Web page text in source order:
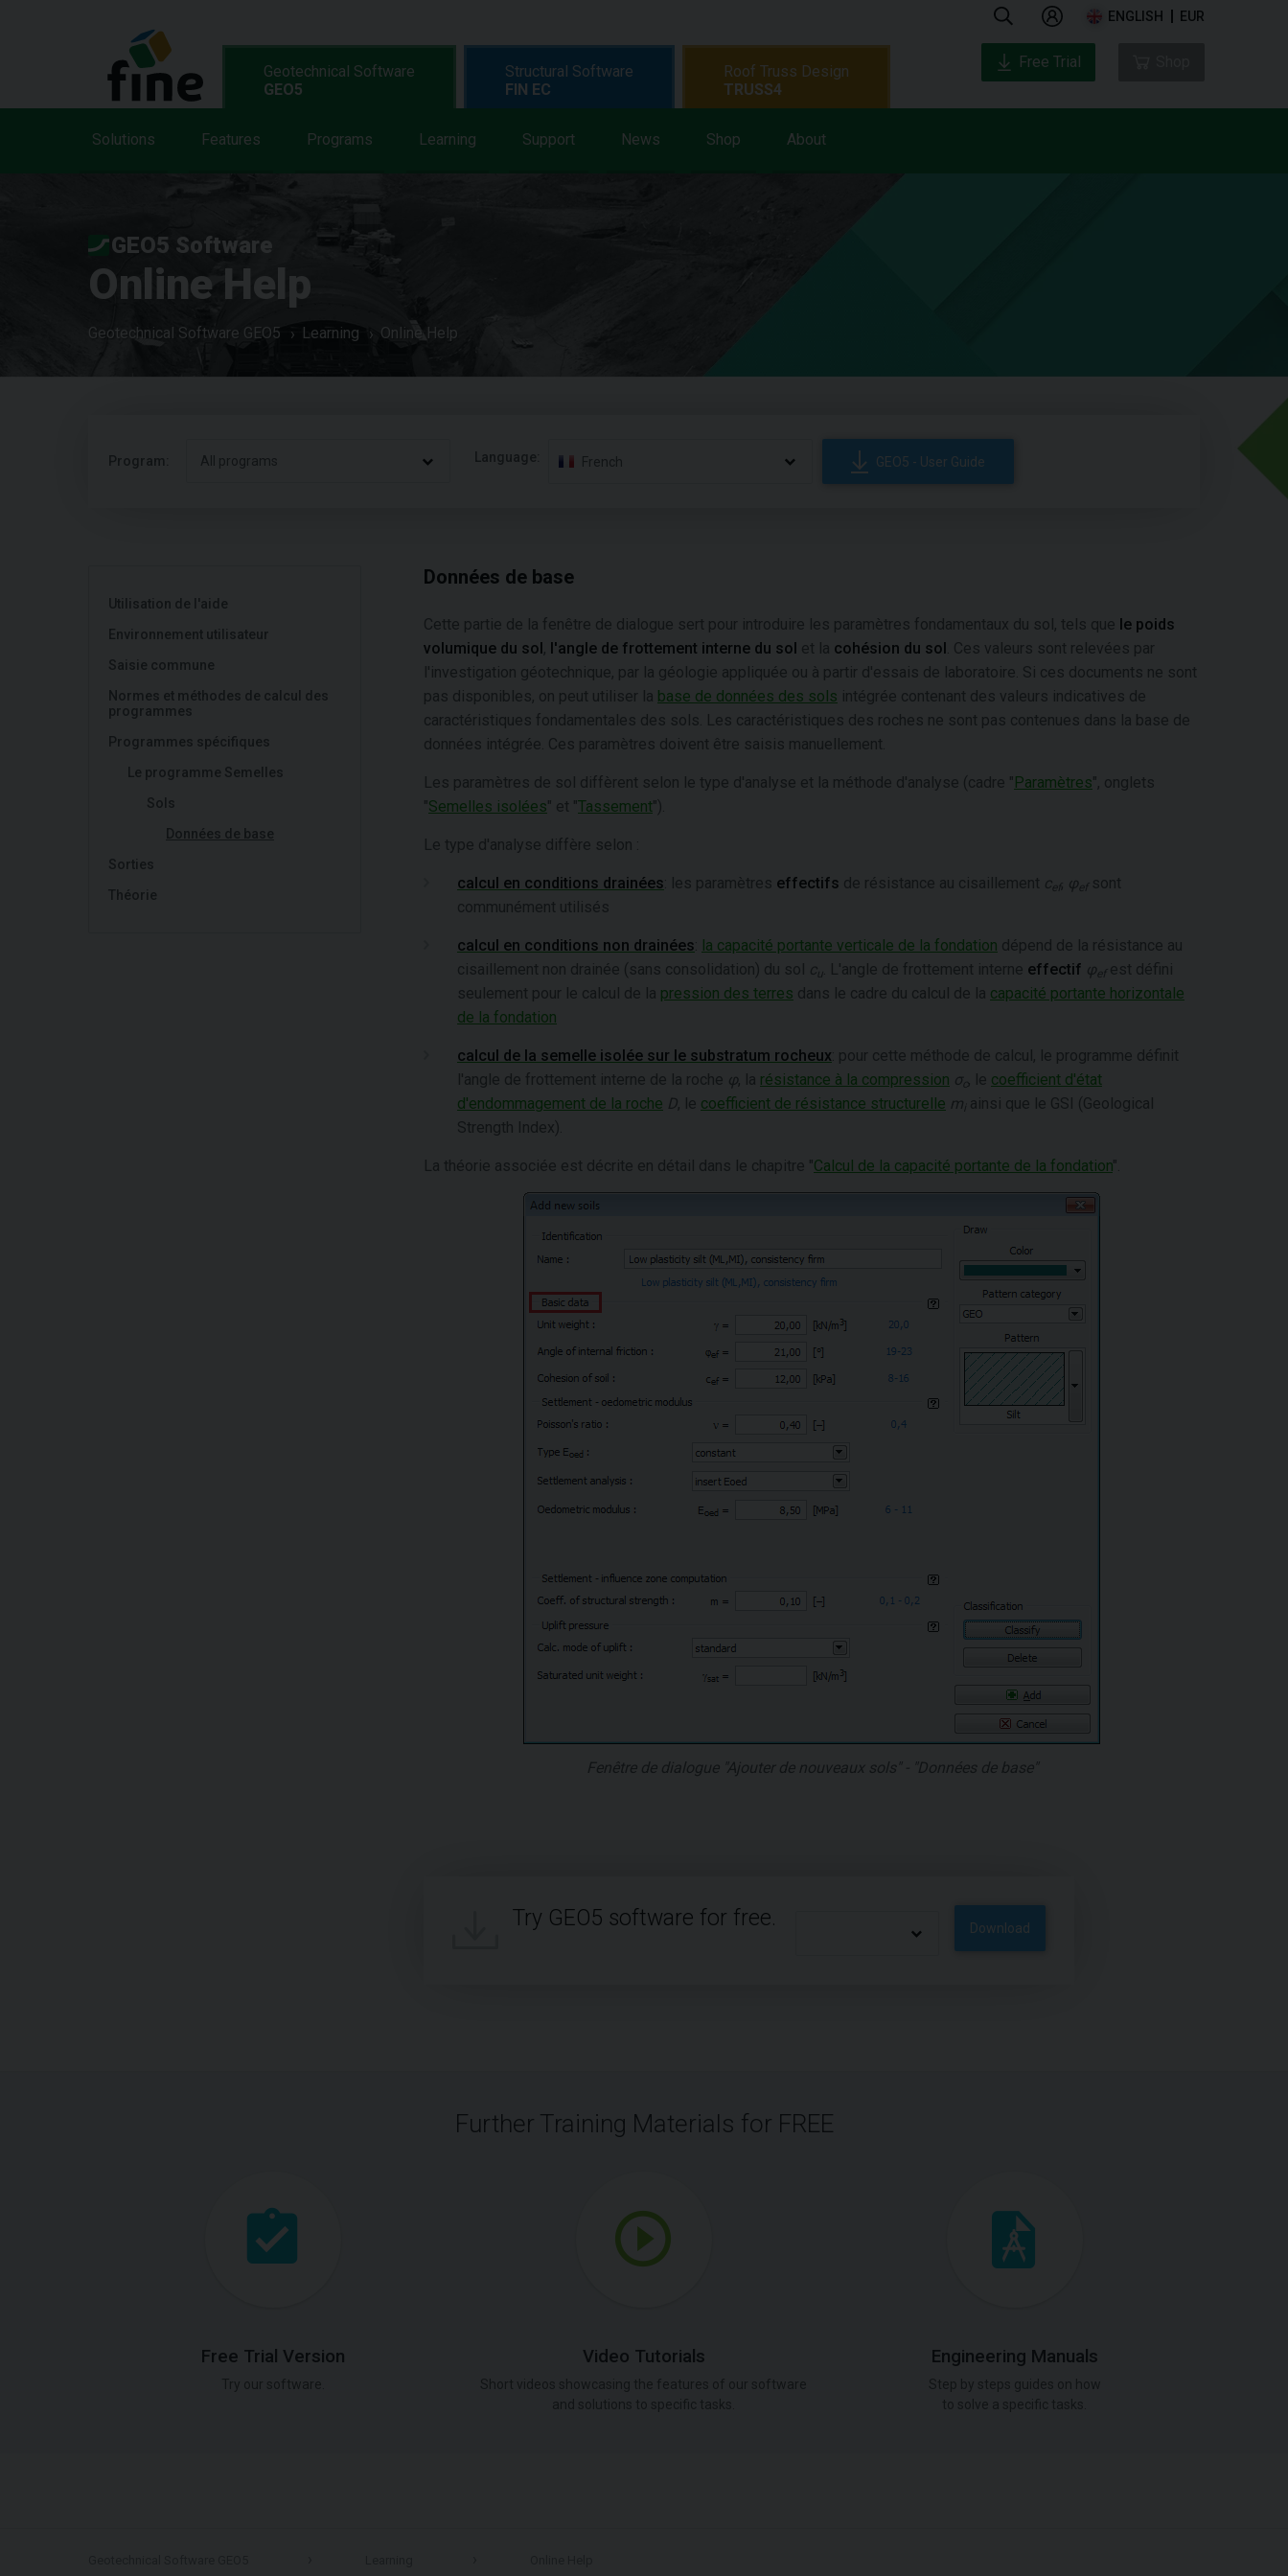
ENGLISH EUR
Geotechnical Software
GEO5
Solutions Features Programs Learning Support News Shop About
Structural Software
FIN EC
Roof Truss Design
TRUSS4
Free Trial
GEO5 Software
Online Help
Geotechnical Software GEO5 Learning Online Help
Program: All programs Language: French GEO5 - User Guide
Utilisation de l'aide
Environnement utilisateur
Saisie commune
Normes et méthodes de calcul des
programmes
Programmes spécifiques
Le programme Semelles
Sols
Données de base
Sorties
Théorie
Données de base
Cette partie de la fenêtre de dialogue sert pour introduire les paramètres fondamentaux du sol, tels que le poids
volumique du sol, l'angle de frottement interne du sol et la cohésion du sol Ces valeurs sont relevées par
l'investigation géotechnique, par la géologie appliquée ou à partir d'essais de laboratoire. Si ces documents ne sont
pas disponibles, on peut utiliser la base de données des sols intégrée contenant des valeurs indicatives de
caractéristiques fondamentales des sols. Les caractéristiques des roches ne sont pas contenues dans la base de
données intégrée. Ces paramètres doivent être saisis manuellement.
Les paramètres de sol diffèrent selon le type d'analyse et la méthode d'analyse (cadre "Paramètres", onglets
"Semelles isolées" et "Tassement").
Le type d'analyse diffère selon :
calcul en conditions drainées : les paramètres effectifs de résistance au cisaillement c ef, φef sont
communément utilisés
calcul en conditions non drainées la capacité portante verticale de la fondation dépend de la résistance au
cisaillement non drainée (sans consolidation) du sol c u . L'angle de frottement interne effectif φef est défini
seulement pour le calcul de la pression des terres dans le cadre du calcul de la capacité portante horizontale
de la fondation
calcul de la semelle isolée sur le substratum rocheux : pour cette méthode de calcul, le programme définit
l'angle de frottement interne de la roche φ, la résistance à la compression σ , le coefficient d'état
d'endommagement de la roche D, le coefficient de résistance structurelle mi ainsi que le GSI (Geological
Strength Index).
La théorie associée est décrite en détail dans le chapitre "Calcul de la capacité portante de la fondation".
Fenêtre de dialogue "Ajouter de nouveaux sols" - "Données de base"
Try GEO5 software for free. Download
Further Training Materials for FREE
Free Trial Version Video Tutorials Engineering Manuals